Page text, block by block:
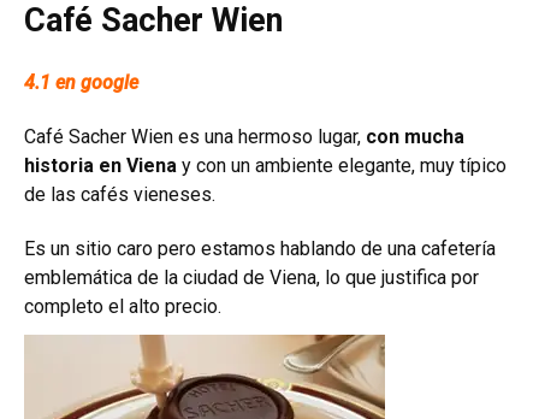
Café Sacher Wien
4.1 en google
Café Sacher Wien es una hermoso lugar, con mucha
historia en Viena y con un ambiente elegante, muy típico
de las cafés vieneses.
Es un sitio caro pero estamos hablando de una cafetería
emblemática de la ciudad de Viena, lo que justifica por
completo el alto precio.